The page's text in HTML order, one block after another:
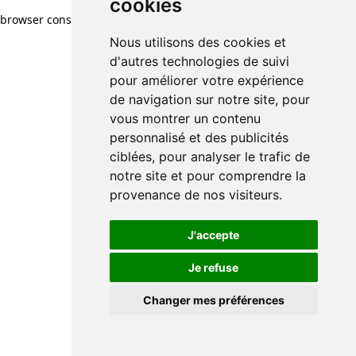
cookies
Nous utilisons des cookies et
d'autres technologies de suivi
pour améliorer votre expérience
de navigation sur notre site, pour
vous montrer un contenu
personnalisé et des publicités
ciblées, pour analyser le trafic de
notre site et pour comprendre la
provenance de nos visiteurs.
J'accepte
Je refuse
Changer mes préférences
browser console for more information)